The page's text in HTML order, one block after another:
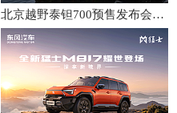
北京越野泰钽700预售发布会直播